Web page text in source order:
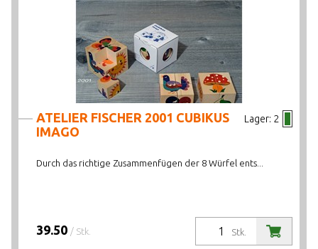
Lager: 2
ATELIER FISCHER 2001 CUBIKUS
IMAGO
Durch das richtige Zusammenfügen der 8 Würfel ents...
Stk.
39.50 / Stk.